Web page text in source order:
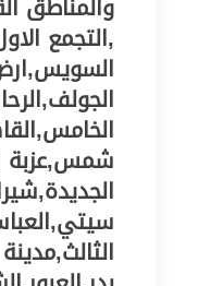
,التجمع
شمس,عزبة
الثالث,مدينة